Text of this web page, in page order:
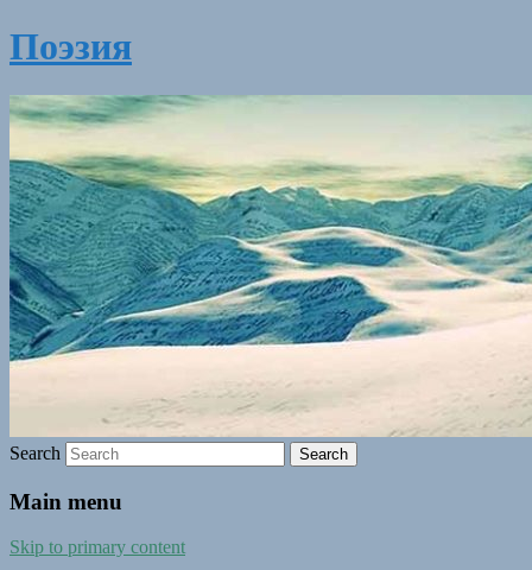
Поэзия
Search
Main menu
Skip to primary content